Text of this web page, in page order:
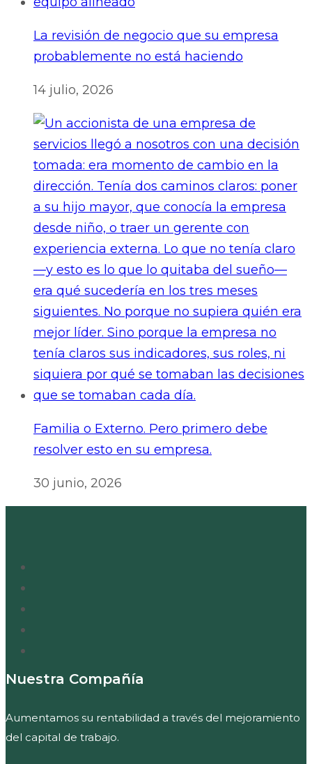
La revisión de negocio que su empresa
probablemente no está haciendo
14 julio, 2026
Familia o Externo. Pero primero debe
resolver esto en su empresa.
30 junio, 2026
Nuestra Compañía
Aumentamos su rentabilidad a través del mejoramiento
del capital de trabajo.